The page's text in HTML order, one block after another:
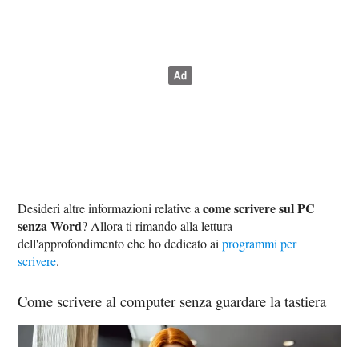
Desideri altre informazioni relative acome scrivere sul PC
senza Word? Allora ti rimando alla lettura
dell'approfondimento che ho dedicato aiprogrammi per
scrivere.
Come scrivere al computer senza guardare la tastiera